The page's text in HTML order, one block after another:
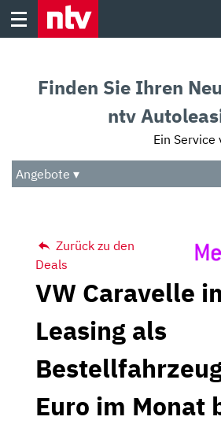
Skip
Audio
Das Beste
Finden Sie Ihren
ntv
Ein Service
Angebote ▾
Zurück zu den
Deals
VW Caravelle
Leasing als
Euro im Monat